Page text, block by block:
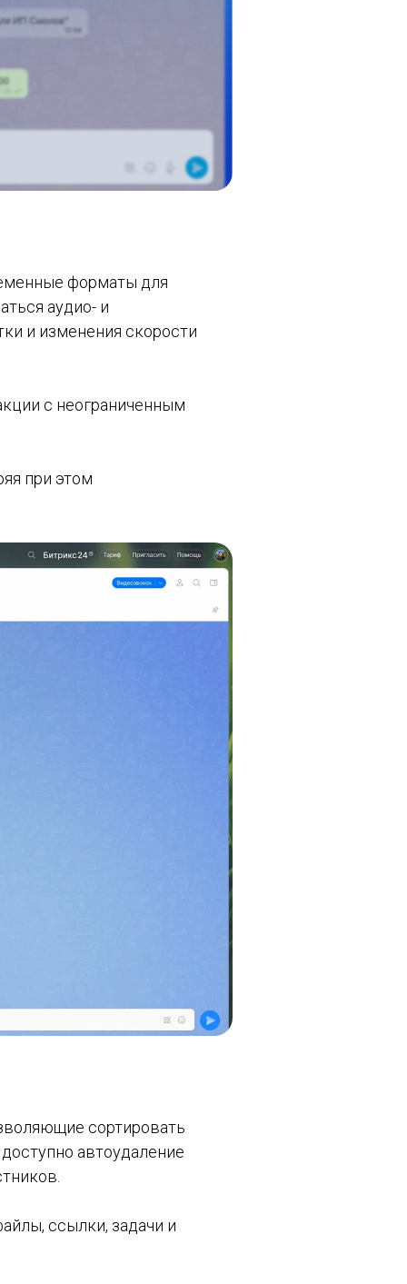
форматы для
аудио- и
и изменения скорости
с неограниченным
при этом
сортировать
автоудаление
ссылки, задачи и